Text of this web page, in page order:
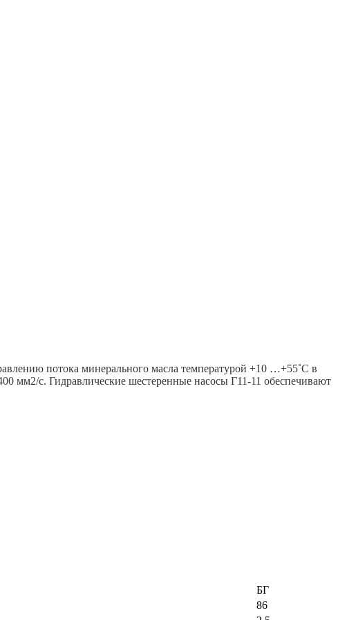
потока минерального масла температурой +10 …+55˚С в
мм2/с. Гидравлические шестеренные насосы Г11-11 обеспечивают
БГ
86